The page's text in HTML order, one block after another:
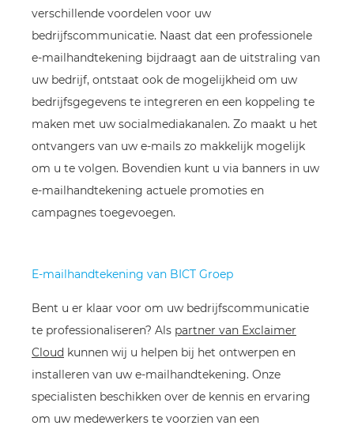
verschillende voordelen voor uw
bedrijfscommunicatie. Naast dat een professionele
e-mailhandtekening bijdraagt aan de uitstraling van
uw bedrijf, ontstaat ook de mogelijkheid om uw
bedrijfsgegevens te integreren en een koppeling te
maken met uw socialmediakanalen. Zo maakt u het
ontvangers van uw e-mails zo makkelijk mogelijk
om u te volgen. Bovendien kunt u via banners in uw
e-mailhandtekening actuele promoties en
campagnes toegevoegen.
E-mailhandtekening van BICT Groep
Bent u er klaar voor om uw bedrijfscommunicatie
te professionaliseren? Als partner van Exclaimer
Cloud kunnen wij u helpen bij het ontwerpen en
installeren van uw e-mailhandtekening. Onze
specialisten beschikken over de kennis en ervaring
om uw medewerkers te voorzien van een